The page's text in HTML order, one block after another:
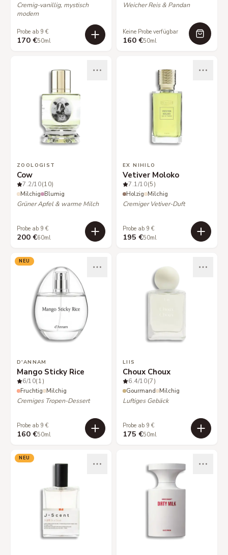
Cremig-vanillig, mystisch
modern
Probe ab 9 €
170 €50ml
Weicher Reis & Pandan
Keine Probe verfügbar
160 €50ml
ZOOLOGIST
Cow
7.2/10(10)
Milchig Blumig
Grüner Apfel & warme Milch
Probe ab 9 €
200 €60ml
EX NIHILO
Vetiver Moloko
7.1/10(5)
Holzig Milchig
Cremiger Vetiver-Duft
Probe ab 9 €
195 €50ml
NEU
D'ANNAM
Mango Sticky Rice
6/10(1)
Fruchtig Milchig
Cremiges Tropen-Dessert
Probe ab 9 €
160 €50ml
LIIS
Choux Choux
6.4/10(7)
Gourmand Milchig
Luftiges Gebäck
Probe ab 9 €
175 €50ml
NEU